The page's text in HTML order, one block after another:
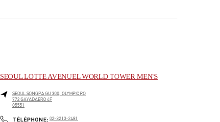
SEOUL LOTTE AVENUEL WORLD TOWER MEN'S
SEOULSONGPA GU300, OLYMPIC RO
772 GAYADAERO 4F
05551
TÉLÉPHONE: PHONE
02-3213-2481